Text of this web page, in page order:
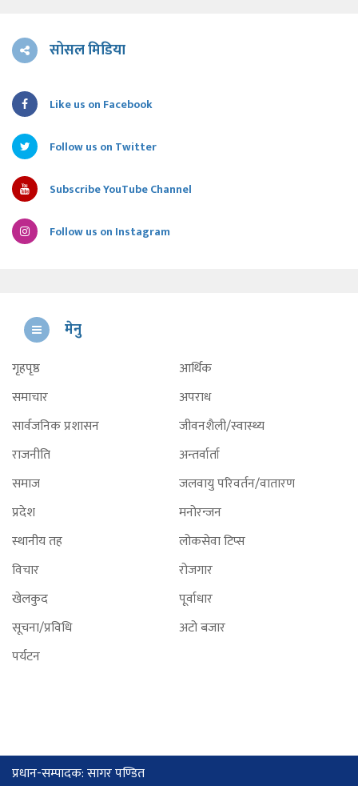
सोसल मिडिया
Like us on Facebook
Follow us on Twitter
Subscribe YouTube Channel
Follow us on Instagram
मेनु
गृहपृष्ठ
समाचार
सार्वजनिक प्रशासन
राजनीति
समाज
प्रदेश
स्थानीय तह
विचार
खेलकुद
सूचना/प्रविधि
पर्यटन
आर्थिक
अपराध
जीवनशैली/स्वास्थ्य
अन्तर्वार्ता
जलवायु परिवर्तन/वातारण
मनोरन्जन
लोकसेवा टिप्स
रोजगार
पूर्वाधार
अटो बजार
प्रधान-सम्पादक: सागर पण्डित